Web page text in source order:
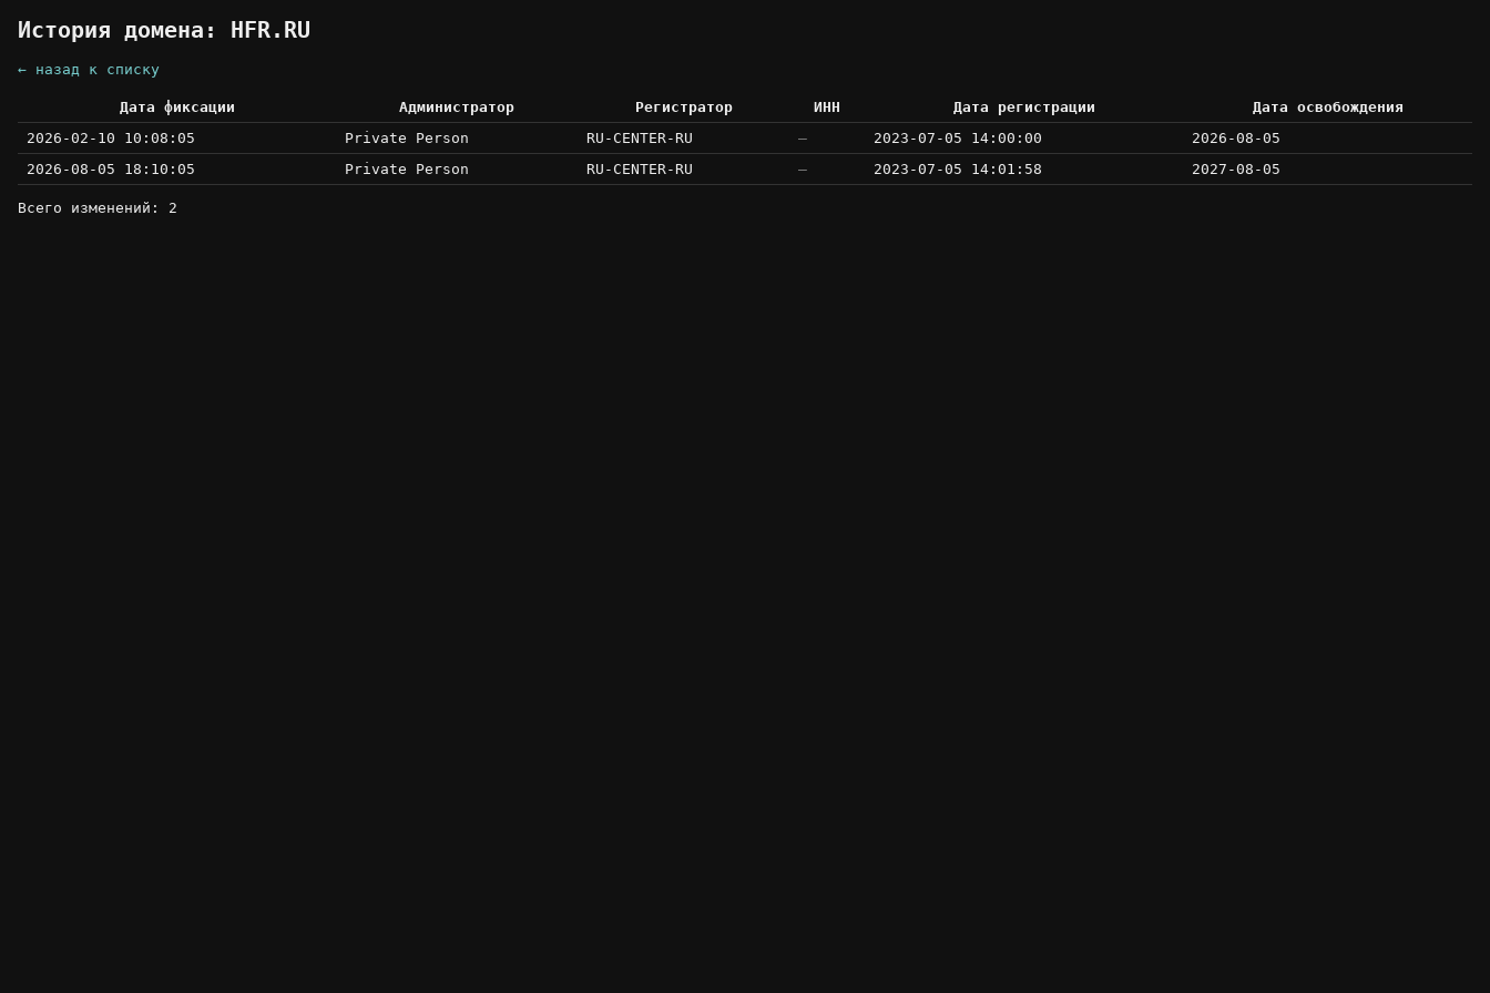
История домена: HFR.RU
← назад к списку
Дата фиксации Администратор Регистратор ИНН Дата регистрации
Дата освобождения
2026-02-10 10:08:05
Private Person RU-CENTER-RU — 2023-07-05 14:00:00
2026-08-05
2026-08-05 18:10:05
Private Person RU-CENTER-RU — 2023-07-05 14:01:58 2027-08-05
Всего изменений: 2